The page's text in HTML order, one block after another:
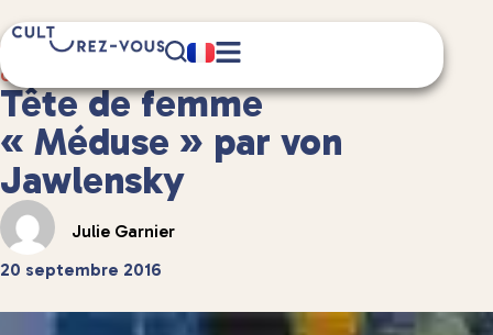
Culture
2 minute(s) de lecture
Tête de femme
« Méduse » par von
Jawlensky
Julie Garnier
20 septembre 2016